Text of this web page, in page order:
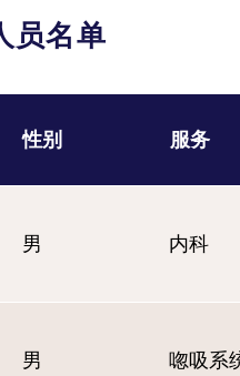
员名单
性别 服务
男 内科
男 唿吸系